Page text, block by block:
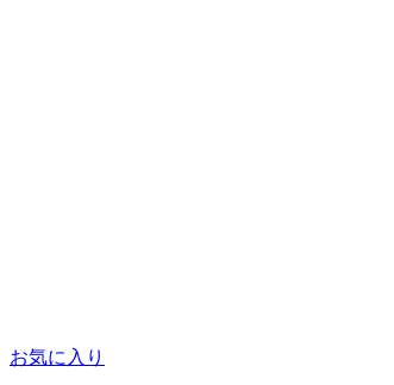
お気に入り